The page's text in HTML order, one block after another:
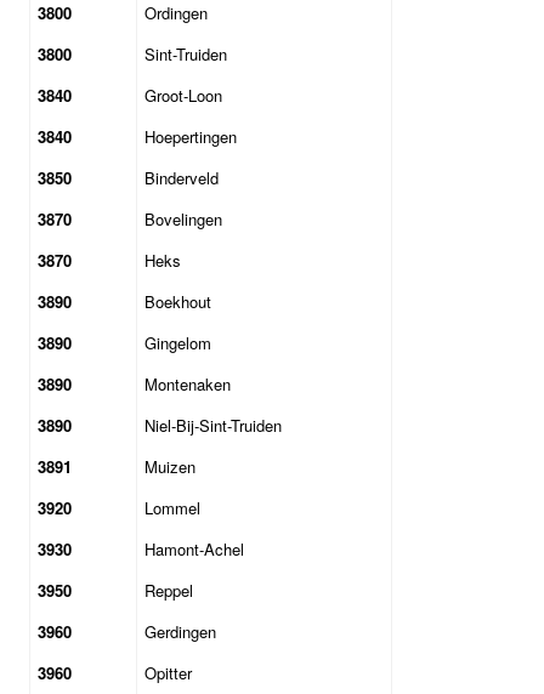
3800
Ordingen
3800
Sint-Truiden
3840
Groot-Loon
3840
Hoepertingen
3850
Binderveld
3870
Bovelingen
3870
Heks
3890
Boekhout
3890
Gingelom
3890
Montenaken
3890
Niel-Bij-Sint-Truiden
3891
Muizen
3920
Lommel
3930
Hamont-Achel
3950
Reppel
3960
Gerdingen
3960
Opitter